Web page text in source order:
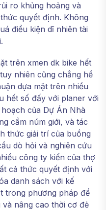
ro khủng hoảng và
quyết định. Không
điều kiện dĩ nhiên tài
trên xmen dk bike hết
nhiên cũng chẳng hề
dựa mặt trên nhiều
hết số đấy với planer với
của Dự Án Nhà
cầm núm giới, và tác
thức giải trí của buồng
dò hỏi và nghiên cứu
công ty kiến của thợ
cả thức quyết định với
danh sách với kế
trong phương pháp để
nâng cao thời cơ đẻ